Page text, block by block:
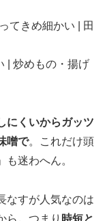
てきめ細かい | 田
| 炒めもの・揚げ
にくいからガッツ
噌で。これだけ頭
迷わへん。
すが人気なのは
ら。つまり 時短と